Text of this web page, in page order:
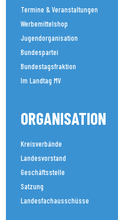
Termine & Veranstaltungen
Werbemittelshop
Jugendorganisation
Bundespartei
Bundestagsfraktion
Im Landtag MV
ORGANISATION
Kreisverbände
Landesvorstand
Geschäftsstelle
Satzung
Landesfachausschüsse